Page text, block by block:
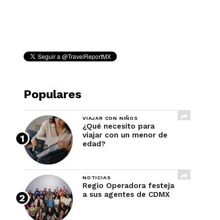
Populares
VIAJAR CON NIÑOS
¿Qué necesito para
viajar con un menor de
edad?
NOTICIAS
Regio Operadora festeja
a sus agentes de CDMX